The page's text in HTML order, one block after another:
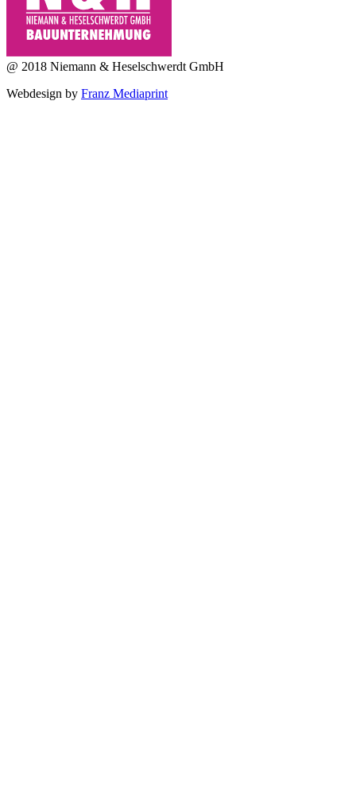
@ 2018 Niemann & Heselschwerdt GmbH
Webdesign by Franz Mediaprint